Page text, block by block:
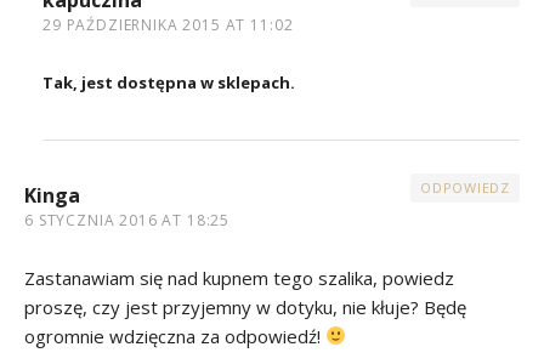
29 PAŹDZIERNIKA 2015 AT 11:02
Tak, jest dostępna w sklepach.
Kinga
6 STYCZNIA 2016 AT 18:25
ODPOWIEDZ
Zastanawiam się nad kupnem tego szalika, powiedz
proszę, czy jest przyjemny w dotyku, nie kłuje? Będę
ogromnie wdzięczna za odpowiedź!